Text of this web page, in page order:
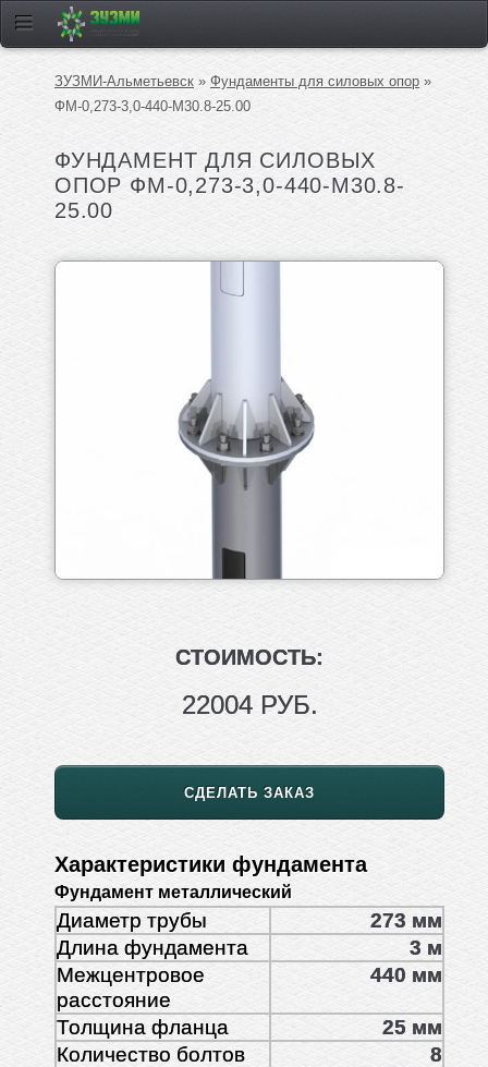
ЗУЗМИ-Альметьевск » Фундаменты для силовых опор »
ФМ-0,273-3,0-440-М30.8-25.00
ФУНДАМЕНТ ДЛЯ СИЛОВЫХ
ОПОР ФМ-0,273-3,0-440-М30.8-
25.00
СТОИМОСТЬ:
22004 РУБ.
СДЕЛАТЬ ЗАКАЗ
Характеристики фундамента
Фундамент металлический
Диаметр трубы
273 мм
Длина фундамента
3 м
Межцентровое
расстояние
440 мм
Толщина фланца
25 мм
Количество болтов
8